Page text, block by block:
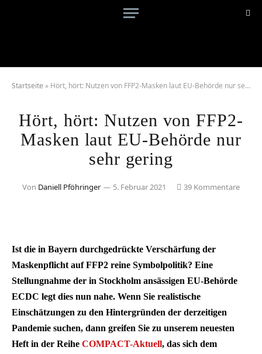
Startseite » Hört, hört: Nutzen von FFP2-Masken laut EU-Behörde nur sehr gering
Hört, hört: Nutzen von FFP2-
Masken laut EU-Behörde nur
sehr gering
Von Daniell Pföhringer 5. Februar 2021 39 Kommentare
Ist die in Bayern durchgedrückte Verschärfung der
Maskenpflicht auf FFP2 reine Symbolpolitik? Eine
Stellungnahme der in Stockholm ansässigen EU-Behörde
ECDC legt dies nun nahe. Wenn Sie realistische
Einschätzungen zu den Hintergründen der derzeitigen
Pandemie suchen, dann greifen Sie zu unserem neuesten
Heft in der Reihe COMPACT-Aktuell, das sich dem